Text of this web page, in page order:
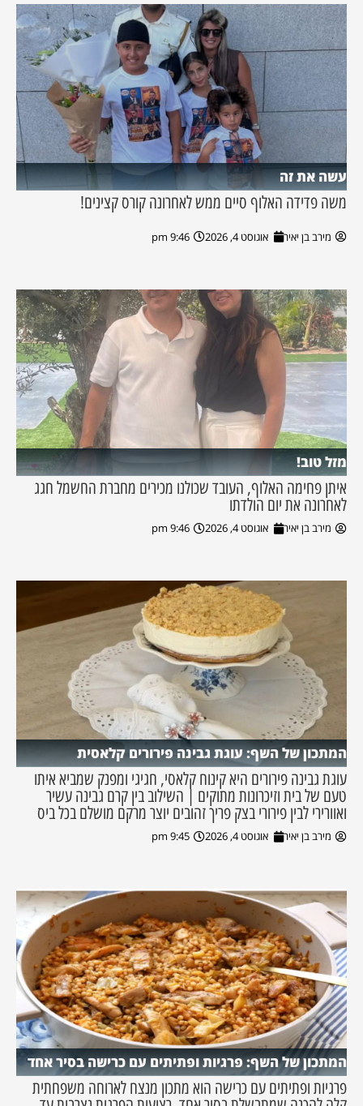
עשה את זה
משה פדידה האלוף סיים ממש לאחרונה קורס קצינים!
מירב בן יאיר אוגוסט 4, 2026 9:46 pm
מזל טוב!
איתן פחימה האלוף, העובד שכולנו מכירים מחברת החשמל חגג
לאחרונה את יום הולדתו
מירב בן יאיר אוגוסט 4, 2026 9:46 pm
המתכון של השף: עוגת גבינה פירורים קלאסית
עוגת גבינה פירורים היא קינוח קלאסי, חגיגי ומפנק שמביא איתו
טעם של בית וזיכרונות מתוקים | השילוב בין קרם גבינה עשיר
ואוורירי לבין פירורי בצק פריך זהובים יוצר מרקם מושלם בכל ביס
מירב בן יאיר אוגוסט 4, 2026 9:45 pm
המתכון של השף: פרגיות ופתיתים עם כרישה בסיר אחד
פרגיות ופתיתים עם כרישה הוא מתכון מנצח לארוחה משפחתית